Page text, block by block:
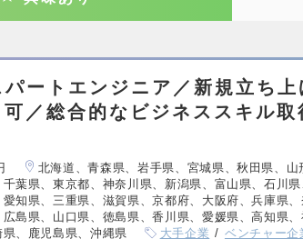
ートエンジニア／新規立ち上
／総合的なビジネススキル取
北海道、青森県、岩手県、宮城県、秋田県、
葉県、東京都、神奈川県、新潟県、富山県、石川
知県、三重県、滋賀県、京都府、大阪府、兵庫県
島県、山口県、徳島県、香川県、愛媛県、高知県、
、鹿児島県、沖縄県
大手企業 ベンチャー企